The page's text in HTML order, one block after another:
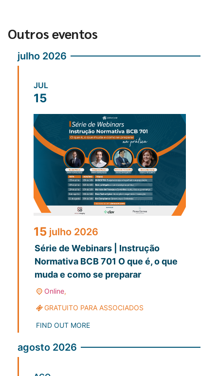
Outros eventos
julho 2026
JUL
15
15 julho 2026
Série de Webinars | Instrução
Normativa BCB 701 O que é, o que
muda e como se preparar
Online,
GRATUITO PARA ASSOCIADOS
FIND OUT MORE
agosto 2026